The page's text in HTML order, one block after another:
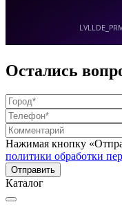
Остались
Нажимая кнопку
политики обработки
Каталог